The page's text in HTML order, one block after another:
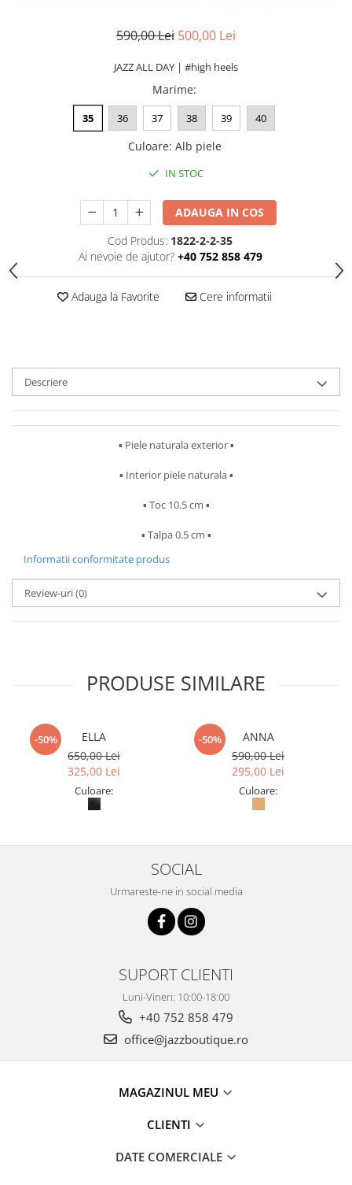
590,00 Lei 500,00 Lei
JAZZ ALL DAY | #high heels
Marime:
35 36 37 38 39 40
Culoare: Alb piele
IN STOC
ADAUGA IN COS
Cod Produs: 1822-2-2-35
Ai nevoie de ajutor? +40 752 858 479
Adauga la Favorite Cere informatii
Descriere
▪︎ Piele naturala exterior ▪︎
▪︎ Interior piele naturala ▪︎
▪︎ Toc 10.5 cm ▪︎
▪︎ Talpa 0.5 cm ▪︎
Informatii conformitate produs
Review-uri(0)
PRODUSE SIMILARE
-50%
ELLA
650,00 Lei
325,00 Lei
Culoare:
-50%
ANNA
590,00 Lei
295,00 Lei
Culoare:
SOCIAL
Urmareste-ne in social media
SUPORT CLIENTI
Luni-Vineri: 10:00-18:00
+40 752 858 479
office@jazzboutique.ro
MAGAZINUL MEU
CLIENTI
DATE COMERCIALE